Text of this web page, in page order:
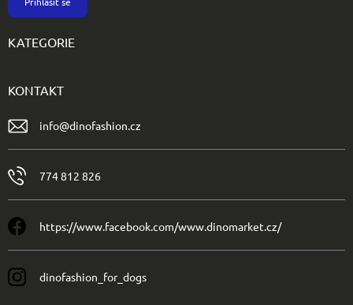
KATEGORIE
KONTAKT
info@dinofashion.cz
774 812 826
https://www.facebook.com/www.dinomarket.cz/
dinofashion_for_dogs